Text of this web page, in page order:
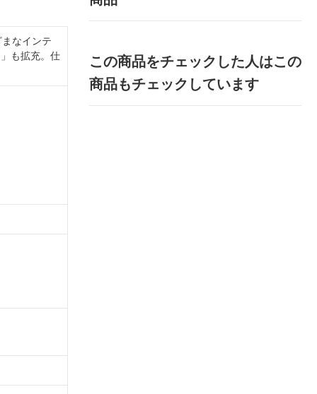
なインテ
も拡充。仕
この商品をチェックした人はこの
商品もチェックしています